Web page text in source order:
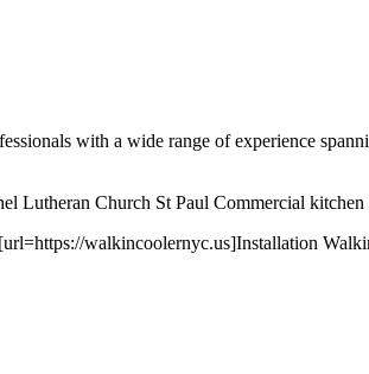
with a wide range of experience
Lutheran Church St Paul Commercial
walkincoolernyc.us]Installation